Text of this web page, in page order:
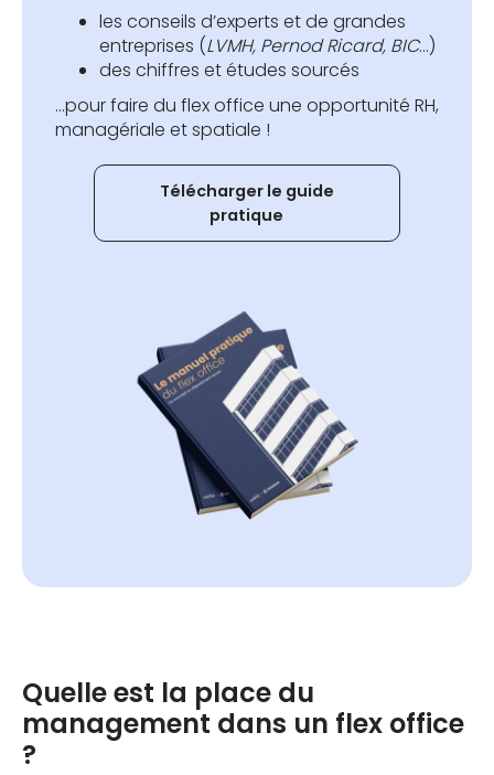
les conseils d’experts et de grandes
entreprises (LVMH, Pernod Ricard, BIC…)
des chiffres et études sourcés
...pour faire du flex office une opportunité RH,
managériale et spatiale !
Télécharger le guide
pratique
Quelle est la place du
management dans un flex office
?